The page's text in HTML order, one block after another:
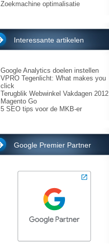
Zoekmachine optimalisatie
Interessante artikelen
Google Analytics doelen instellen
VPRO Tegenlicht: What makes you
click
Terugblik Webwinkel Vakdagen 2012
Magento Go
5 SEO tips voor de MKB-er
Google Premier Partner